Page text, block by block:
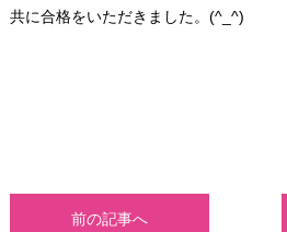
共に合格をいただきました。(^_^)
前の記事へ